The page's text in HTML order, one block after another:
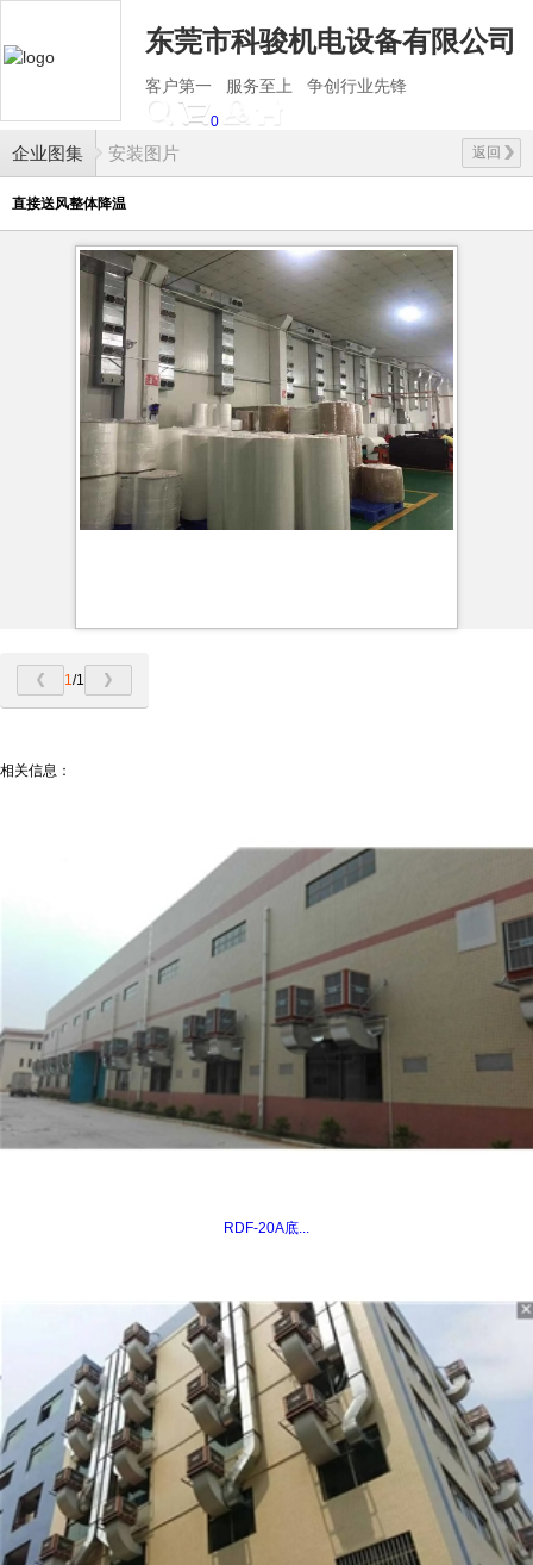
东莞市科骏机电设备有限公司
客户第一 服务至上 争创行业先锋
0
企业图集 返回
安装图片
直接送风整体降温
1/1
相关信息：
RDF-20A底...